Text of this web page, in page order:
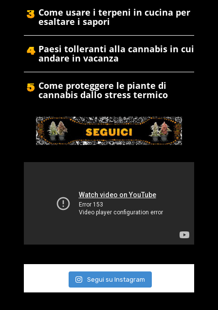
Come usare i terpeni in cucina per
esaltare i sapori
Paesi tolleranti alla cannabis in cui
andare in vacanza
Come proteggere le piante di
cannabis dallo stress termico
Segui su Instagram